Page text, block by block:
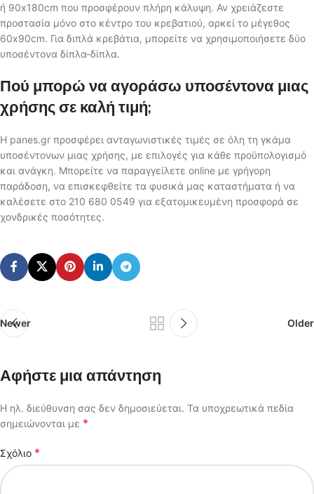
ή 90x180cm που προσφέρουν πλήρη κάλυψη. Αν χρειάζεστε
προστασία μόνο στο κέντρο του κρεβατιού, αρκεί το μέγεθος
60x90cm. Για διπλά κρεβάτια, μπορείτε να χρησιμοποιήσετε δύο
υποσέντονα δίπλα-δίπλα.
Πού μπορώ να αγοράσω υποσέντονα μιας
χρήσης σε καλή τιμή;
Η panes.gr προσφέρει ανταγωνιστικές τιμές σε όλη τη γκάμα
υποσέντονων μιας χρήσης, με επιλογές για κάθε προϋπολογισμό
και ανάγκη. Μπορείτε να παραγγείλετε online με γρήγορη
παράδοση, να επισκεφθείτε τα φυσικά μας καταστήματα ή να
καλέσετε στο 210 680 0549 για εξατομικευμένη προσφορά σε
χονδρικές ποσότητες.
Newer Older
Αφήστε μια απάντηση
Η ηλ. διεύθυνση σας δεν δημοσιεύεται. Τα υποχρεωτικά πεδία
σημειώνονται με *
Σχόλιο *